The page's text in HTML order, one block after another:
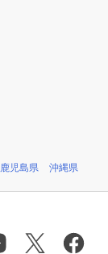
鹿児島県 沖縄県